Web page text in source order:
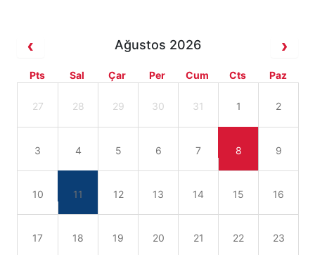
Ağustos 2026
Pts Sal Çar Per Cum Cts Paz
27 28 29 30 31 1 2
3 4 5 6 7 8 9
10 11 12 13 14 15 16
17 18 19 20 21 22 23